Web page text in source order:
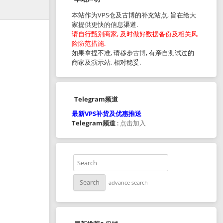
本站作为VPS仓及古博的补充站点, 旨在给大
家提供更快的信息渠道.
请自行甄别商家, 及时做好数据备份及相关风
险防范措施.
如果拿捏不准, 请移步古博, 有亲自测试过的
商家及演示站, 相对稳妥.
Telegram频道
最新VPS补货及优惠推送
Telegram频道 : 点击加入
advance search